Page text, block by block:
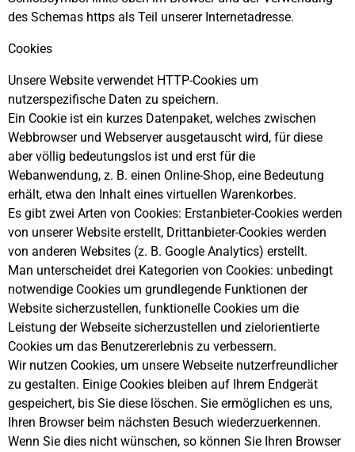
des Schemas https als Teil unserer Internetadresse.
Cookies
Unsere Website verwendet HTTP-Cookies um
nutzerspezifische Daten zu speichern.
Ein Cookie ist ein kurzes Datenpaket, welches zwischen
Webbrowser und Webserver ausgetauscht wird, für diese
aber völlig bedeutungslos ist und erst für die
Webanwendung, z. B. einen Online-Shop, eine Bedeutung
erhält, etwa den Inhalt eines virtuellen Warenkorbes.
Es gibt zwei Arten von Cookies: Erstanbieter-Cookies werden
von unserer Website erstellt, Drittanbieter-Cookies werden
von anderen Websites (z. B. Google Analytics) erstellt.
Man unterscheidet drei Kategorien von Cookies: unbedingt
notwendige Cookies um grundlegende Funktionen der
Website sicherzustellen, funktionelle Cookies um die
Leistung der Webseite sicherzustellen und zielorientierte
Cookies um das Benutzererlebnis zu verbessern.
Wir nutzen Cookies, um unsere Webseite nutzerfreundlicher
zu gestalten. Einige Cookies bleiben auf Ihrem Endgerät
gespeichert, bis Sie diese löschen. Sie ermöglichen es uns,
Ihren Browser beim nächsten Besuch wiederzuerkennen.
Wenn Sie dies nicht wünschen, so können Sie Ihren Browser